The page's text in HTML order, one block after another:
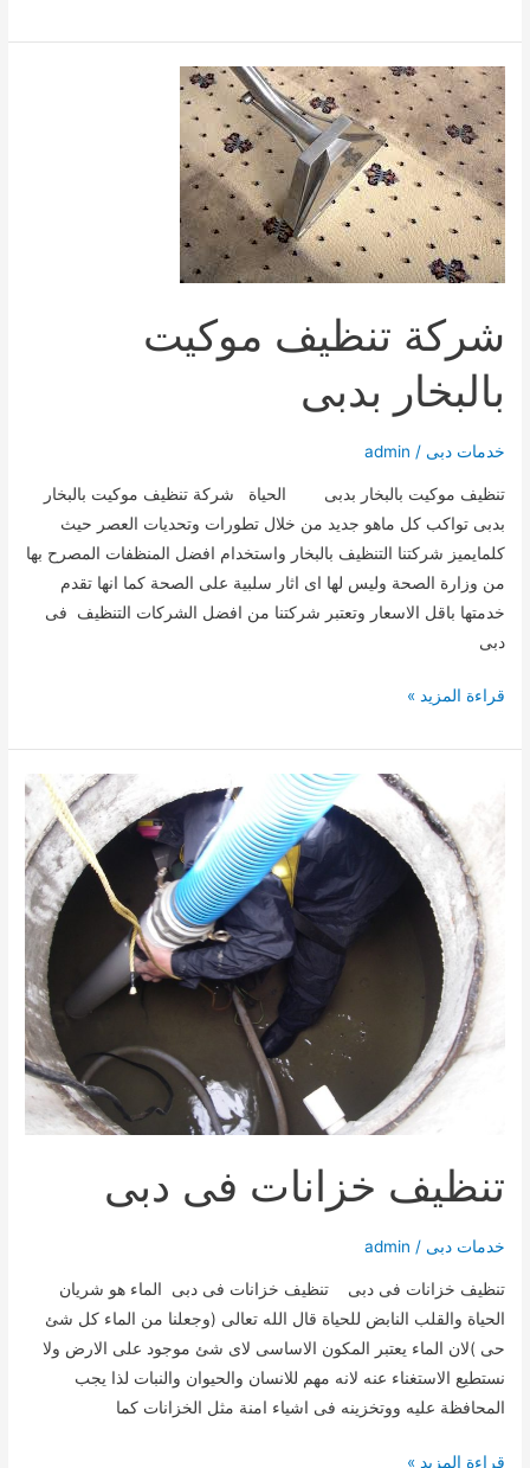
كنب
بالبخار
بدبى
شركة تنظيف موكيت
بالبخار بدبى
خدمات دبى /
admin
تنظيف موكيت بالبخار بدبى الحياة شركة تنظيف موكيت بالبخار
بدبى تواكب كل ماهو جديد من خلال تطورات وتحديات العصر حيث
كلمايميز شركتنا التنظيف بالبخار واستخدام افضل المنظفات المصرح بها
من وزارة الصحة وليس لها اى اثار سلبية على الصحة كما انها تقدم
خدمتها باقل الاسعار وتعتبر شركتنا من افضل الشركات التنظيف فى
دبى
شركة
موكيت
قراءة المزيد »
تنظيف خزانات فى دبى
خدمات دبى /
admin
تنظيف خزانات فى دبى تنظيف خزانات فى دبى الماء هو شريان
الحياة والقلب النابض للحياة قال الله تعالى (وجعلنا من الماء كل شئ
حى )لان الماء يعتبر المكون الاساسى لاى شئ موجود على الارض ولا
نستطيع الاستغناء عنه لانه مهم للانسان والحيوان والنبات لذا يجب
المحافظة عليه ووتخزينه فى اشياء امنة مثل الخزانات كما
تنظيف
قراءة المزيد »